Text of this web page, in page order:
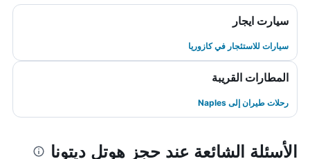
سيارت ايجار
سيارات للاستئجار في كازوريا
المطارات القريبة
رحلات طيران إلى Naples
الأسئلة الشائعة عند حجز هوتل ديتونا